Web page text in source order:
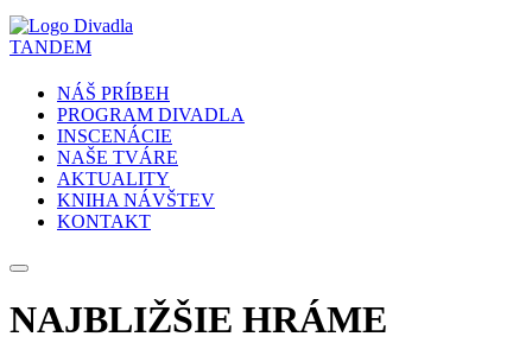
NÁŠ PRÍBEH
PROGRAM DIVADLA
INSCENÁCIE
NAŠE TVÁRE
AKTUALITY
KNIHA NÁVŠTEV
KONTAKT
NAJBLIŽŠIE HRÁME